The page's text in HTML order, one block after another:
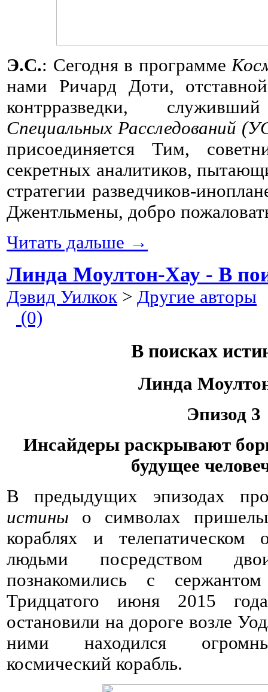
Э.С.: Сегодня в программе
нами Ричард Доти,
контрразведки,
Специальных Расследований
присоединяется Тим,
секретных аналитиков,
стратегии разведчиков-
Джентльмены, добро
Читать дальше →
Линда Моултон-Хау - В
Дэвид Уилкок > Другие авторы
(0)
В поисках
Линда
Эпизод 3
Инсайдеры раскрывают
будущее
В предыдущих эпизодах
истины о символах
кораблях и
людьми посредством
познакомились с
Тридцатого июня 2015
остановили на дороге возле
ними находился
космический корабль.